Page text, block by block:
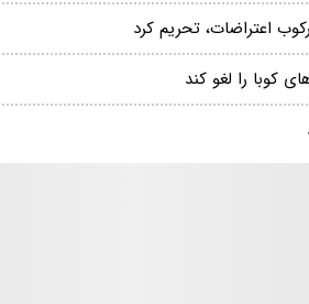
اعتراضات، تحریم کرد
کوبا را لغو کند